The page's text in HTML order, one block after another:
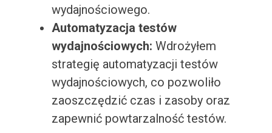
wydajnościowego.
Automatyzacja testów
wydajnościowych: Wdrożyłem
strategię automatyzacji testów
wydajnościowych, co pozwoliło
zaoszczędzić czas i zasoby oraz
zapewnić powtarzalność testów.